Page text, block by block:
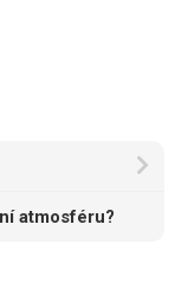
atmosféru?